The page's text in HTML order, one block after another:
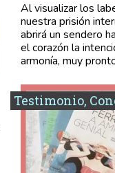
Al visualizar los
nuestra prisión
abrirá un sendero
el corazón la
armonía, muy
Testimonio,